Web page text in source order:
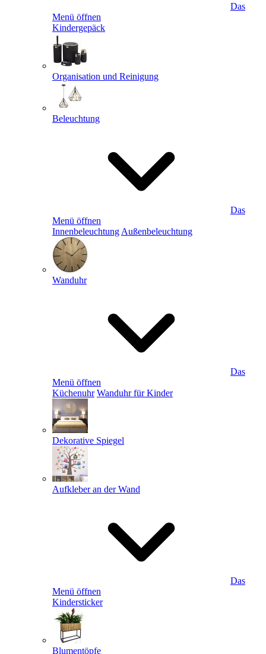
Das
Menü öffnen
Kindergepäck
Organisation und Reinigung
Beleuchtung
Das
Menü öffnen
Innenbeleuchtung Außenbeleuchtung
Wanduhr
Das
Menü öffnen
Küchenuhr Wanduhr für Kinder
Dekorative Spiegel
Aufkleber an der Wand
Das
Menü öffnen
Kindersticker
Blumentöpfe